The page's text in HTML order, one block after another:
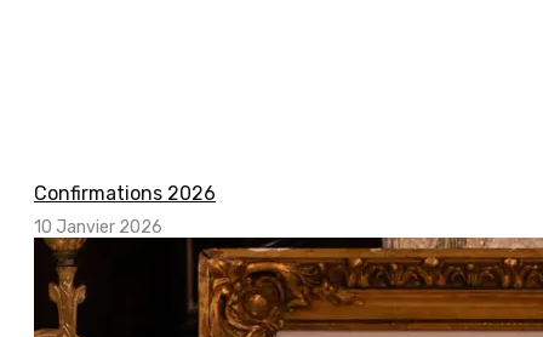
Confirmations 2026
10 Janvier 2026